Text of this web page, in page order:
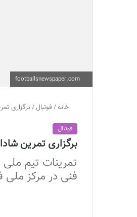
خانه/ فوتبال/ برگزاری
فوتبال
برگزاری تمرین
فنی در مرکز ملی